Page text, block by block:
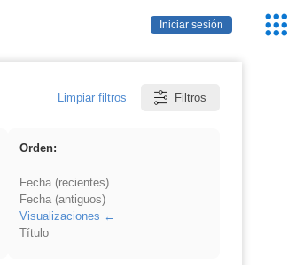
Iniciar sesión
Limpiar filtros Filtros
Orden:
Fecha (recientes)
Fecha (antiguos)
Visualizaciones
Título